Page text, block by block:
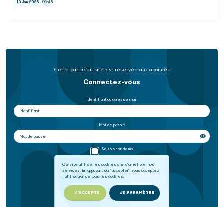
Ce site utilise les cookies afin d'améliorer nos
services. En appuyant sur "accepter", vous acceptez
l'utilisation de tous les cookies.
J'ACCEPTE JE PARAMÈTRE
13 Jan 2026 - 09h15
Cette partie du site est réservée aux abonnés
Connectez-vous
Identifiant ou adresse mail
Mot de passe
Se souvenir de moi
SE CONNECTER
Mot de passe oublié